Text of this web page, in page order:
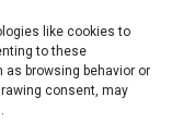
like cookies to
to these
browsing behavior or
consent, may